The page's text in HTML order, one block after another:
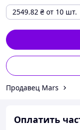
2549.82 ₴ от 10 шт.
Продавец Mars
Оплатить